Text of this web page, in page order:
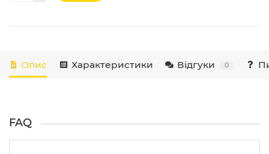
Опис Характеристики Відгуки 0
FAQ